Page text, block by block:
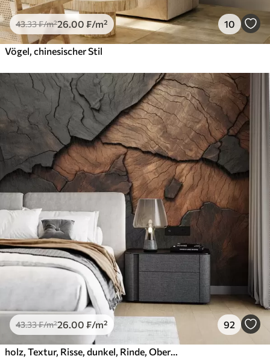
43.33₣/m²26.00 ₣/m² 10
Vögel, chinesischer Stil
43.33₣/m²26.00 ₣/m² 92
holz, Textur, Risse, dunkel, Rinde, Oberfläche